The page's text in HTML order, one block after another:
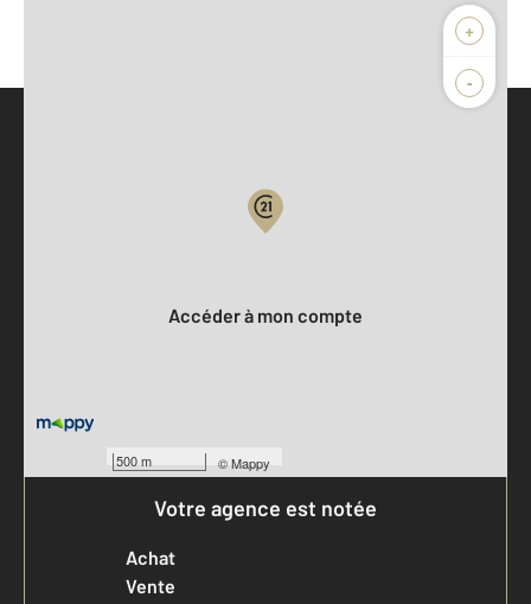
+
-
500 m ©Mappy
Accéder à mon compte
Votre agence est notée
Achat
Vente